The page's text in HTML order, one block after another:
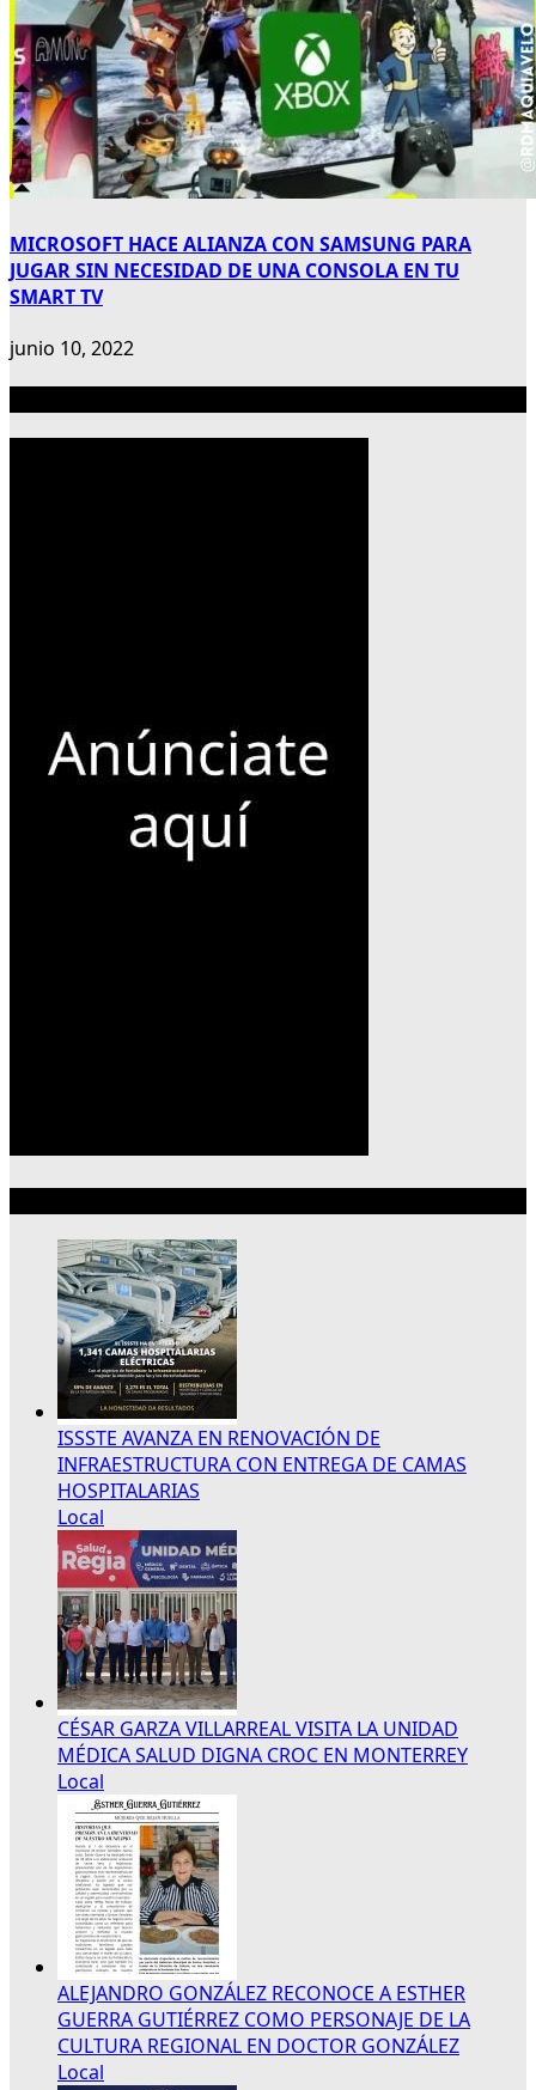
MICROSOFT HACE ALIANZA CON SAMSUNG PARA
JUGAR SIN NECESIDAD DE UNA CONSOLA EN TU
SMART TV
junio 10, 2022
ISSSTE AVANZA EN RENOVACIÓN DE
INFRAESTRUCTURA CON ENTREGA DE CAMAS
HOSPITALARIAS
Local
CÉSAR GARZA VILLARREAL VISITA LA UNIDAD
MÉDICA SALUD DIGNA CROC EN MONTERREY
Local
ALEJANDRO GONZÁLEZ RECONOCE A ESTHER
GUERRA GUTIÉRREZ COMO PERSONAJE DE LA
CULTURA REGIONAL EN DOCTOR GONZÁLEZ
Local